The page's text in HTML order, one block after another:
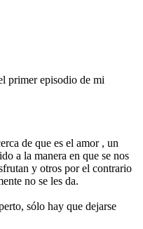
primer episodio de mi
de que es el amor , un
a la manera en que se nos
y otros por el contrario
no se les da.
sólo hay que dejarse